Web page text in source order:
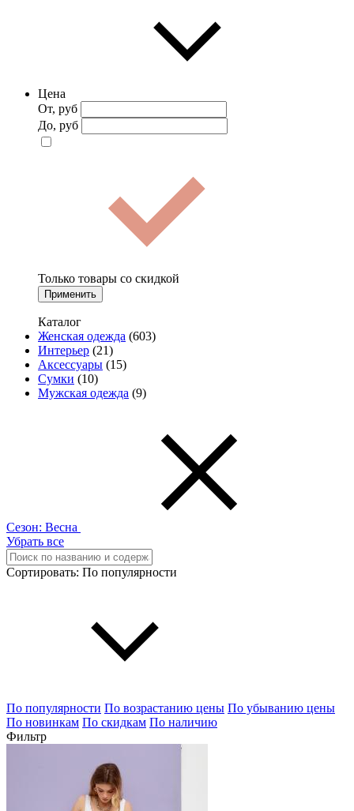
Цена
От, руб
До, руб
Только товары со скидкой
Применить
Каталог
Женская одежда (603)
Интерьер (21)
Аксессуары (15)
Сумки (10)
Мужская одежда (9)
Сезон: Весна
Убрать все
Сортировать: По популярности
По популярности По возрастанию цены По убыванию цены
По новинкам По скидкам По наличию
Фильтр